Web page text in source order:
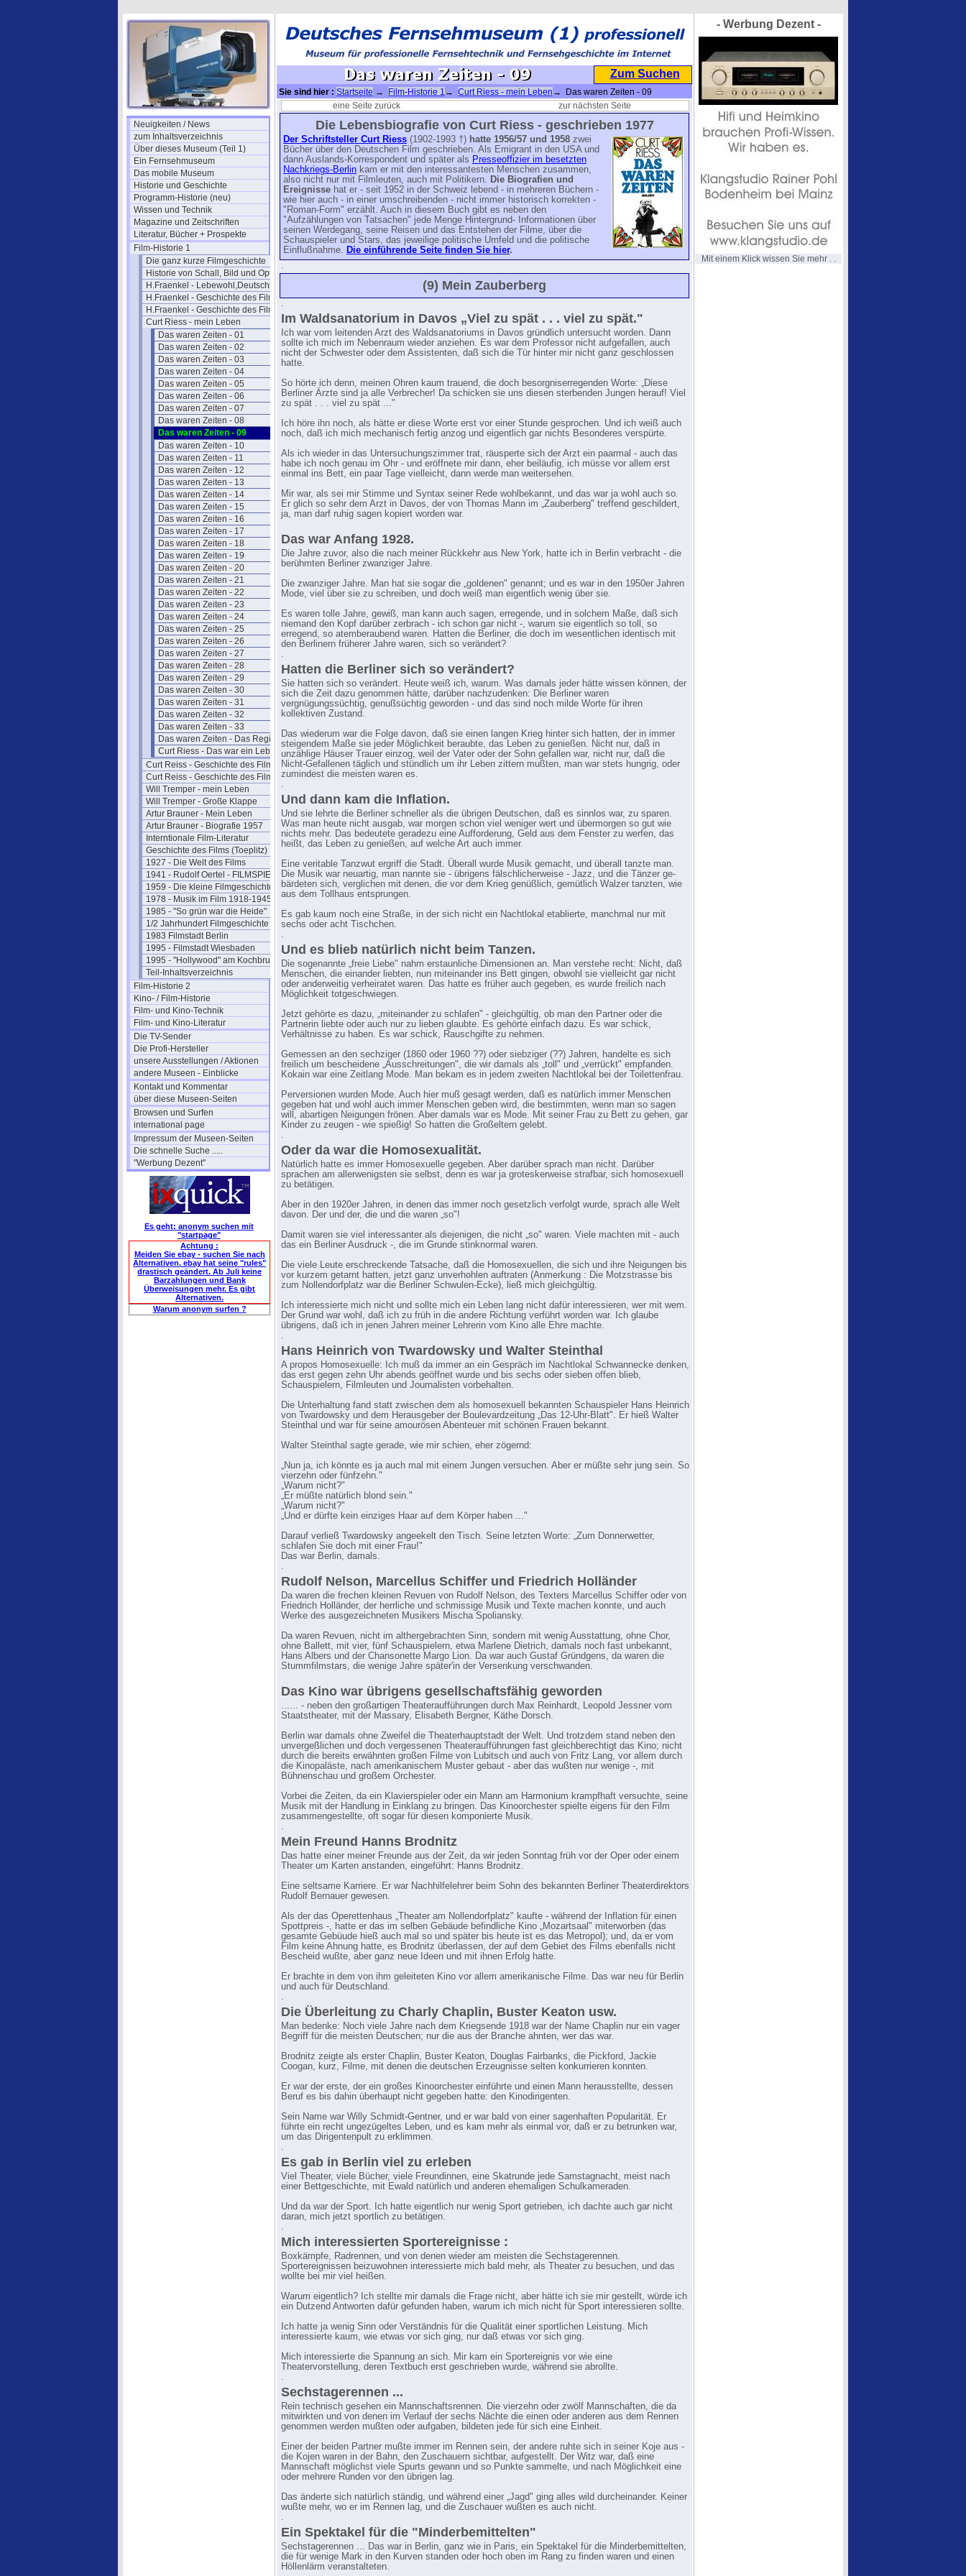
Neuigkeiten / News
zum Inhaltsverzeichnis
Über dieses Museum (Teil 1)
Ein Fernsehmuseum
Das mobile Museum
Historie und Geschichte
Programm-Historie (neu)
Wissen und Technik
Magazine und Zeitschriften
Literatur, Bücher + Prospekte
Film-Historie 1
Die ganz kurze Filmgeschichte
Historie von Schall, Bild und Optik
H.Fraenkel - Lebewohl,Deutschland
H.Fraenkel - Geschichte des Films 1
H.Fraenkel - Geschichte des Films 2
Curt Riess - mein Leben
Das waren Zeiten - 01
Das waren Zeiten - 02
Das waren Zeiten - 03
Das waren Zeiten - 04
Das waren Zeiten - 05
Das waren Zeiten - 06
Das waren Zeiten - 07
Das waren Zeiten - 08
Das waren Zeiten - 09
Das waren Zeiten - 10
Das waren Zeiten - 11
Das waren Zeiten - 12
Das waren Zeiten - 13
Das waren Zeiten - 14
Das waren Zeiten - 15
Das waren Zeiten - 16
Das waren Zeiten - 17
Das waren Zeiten - 18
Das waren Zeiten - 19
Das waren Zeiten - 20
Das waren Zeiten - 21
Das waren Zeiten - 22
Das waren Zeiten - 23
Das waren Zeiten - 24
Das waren Zeiten - 25
Das waren Zeiten - 26
Das waren Zeiten - 27
Das waren Zeiten - 28
Das waren Zeiten - 29
Das waren Zeiten - 30
Das waren Zeiten - 31
Das waren Zeiten - 32
Das waren Zeiten - 33
Das waren Zeiten - Das Register
Curt Riess - Das war ein Leben (1986)
Curt Reiss - Geschichte des Films I
Curt Reiss - Geschichte des Films II
Will Tremper - mein Leben
Will Tremper - Große Klappe
Artur Brauner - Mein Leben
Artur Brauner - Biografie 1957
Interntionale Film-Literatur
Geschichte des Films (Toeplitz)
1927 - Die Welt des Films
1941 - Rudolf Oertel - FILMSPIEGEL
1959 - Die kleine Filmgeschichte
1978 - Musik im Film 1918-1945
1985 - "So grün war die Heide"
1/2 Jahrhundert Filmgeschichte
1983 Filmstadt Berlin
1995 - Filmstadt Wiesbaden
1995 - "Hollywood" am Kochbrunnen
Teil-Inhaltsverzeichnis
Film-Historie 2
Kino- / Film-Historie
Film- und Kino-Technik
Film- und Kino-Literatur
Die TV-Sender
Die Profi-Hersteller
unsere Ausstellungen / Aktionen
andere Museen - Einblicke
Kontakt und Kommentar
über diese Museen-Seiten
Browsen und Surfen
international page
Impressum der Museen-Seiten
Die schnelle Suche .....
"Werbung Dezent"
Es geht: anonym suchen mit
"startpage"
Achtung :
Meiden Sie ebay - suchen Sie nach
Alternativen. ebay hat seine "rules"
drastisch geändert. Ab Juli keine
Barzahlungen und Bank
Überweisungen mehr. Es gibt
Alternativen.
Warum anonym surfen ?
Zum Suchen
Sie sind hier : Startseite → Film-Historie 1 → Curt Riess - mein Leben → Das waren Zeiten - 09
eine Seite zurück
zur nächsten Seite
Die Lebensbiografie von Curt Riess - geschrieben 1977
Der Schriftsteller Curt Riess (1902-1993 †) hatte 1956/57 und 1958 zwei
Bücher über den Deutschen Film geschrieben. Als Emigrant in den USA und
dann Auslands-Korrespondent und später als Presseoffizier im besetzten
Nachkriegs-Berlin kam er mit den interessantesten Menschen zusammen,
also nicht nur mit Filmleuten, auch mit Politikern. Die Biografien und
Ereignisse hat er - seit 1952 in der Schweiz lebend - in mehreren Büchern -
wie hier auch - in einer umschreibenden - nicht immer historisch korrekten -
"Roman-Form" erzählt. Auch in diesem Buch gibt es neben den
"Aufzählungen von Tatsachen" jede Menge Hintergrund- Informationen über
seinen Werdegang, seine Reisen und das Entstehen der Filme, über die
Schauspieler und Stars, das jeweilige politische Umfeld und die politische
Einflußnahme. Die einführende Seite finden Sie hier.
.
(9) Mein Zauberberg
.
Im Waldsanatorium in Davos „Viel zu spät . . . viel zu spät."
Ich war vom leitenden Arzt des Waldsanatoriums in Davos gründlich untersucht worden. Dann
sollte ich mich im Nebenraum wieder anziehen. Es war dem Professor nicht aufgefallen, auch
nicht der Schwester oder dem Assistenten, daß sich die Tür hinter mir nicht ganz geschlossen
hatte.
So hörte ich denn, meinen Ohren kaum trauend, die doch besorgniserregenden Worte: „Diese
Berliner Ärzte sind ja alle Verbrecher! Da schicken sie uns diesen sterbenden Jungen herauf! Viel
zu spät . . . viel zu spät ..."
Ich höre ihn noch, als hätte er diese Worte erst vor einer Stunde gesprochen. Und ich weiß auch
noch, daß ich mich mechanisch fertig anzog und eigentlich gar nichts Besonderes verspürte.
Als ich wieder in das Untersuchungszimmer trat, räusperte sich der Arzt ein paarmal - auch das
habe ich noch genau im Ohr - und eröffnete mir dann, eher beiläufig, ich müsse vor allem erst
einmal ins Bett, ein paar Tage vielleicht, dann werde man weitersehen.
Mir war, als sei mir Stimme und Syntax seiner Rede wohlbekannt, und das war ja wohl auch so.
Er glich so sehr dem Arzt in Davos, der von Thomas Mann im „Zauberberg" treffend geschildert,
ja, man darf ruhig sagen kopiert worden war.
Das war Anfang 1928.
Die Jahre zuvor, also die nach meiner Rückkehr aus New York, hatte ich in Berlin verbracht - die
berühmten Berliner zwanziger Jahre.
Die zwanziger Jahre. Man hat sie sogar die „goldenen" genannt; und es war in den 1950er Jahren
Mode, viel über sie zu schreiben, und doch weiß man eigentlich wenig über sie.
Es waren tolle Jahre, gewiß, man kann auch sagen, erregende, und in solchem Maße, daß sich
niemand den Kopf darüber zerbrach - ich schon gar nicht -, warum sie eigentlich so toll, so
erregend, so atemberaubend waren. Hatten die Berliner, die doch im wesentlichen identisch mit
den Berlinern früherer Jahre waren, sich so verändert?
.
Hatten die Berliner sich so verändert?
Sie hatten sich so verändert. Heute weiß ich, warum. Was damals jeder hätte wissen können, der
sich die Zeit dazu genommen hätte, darüber nachzudenken: Die Berliner waren
vergnügungssüchtig, genußsüchtig geworden - und das sind noch milde Worte für ihren
kollektiven Zustand.
Das wiederum war die Folge davon, daß sie einen langen Krieg hinter sich hatten, der in immer
steigendem Maße sie jeder Möglichkeit beraubte, das Leben zu genießen. Nicht nur, daß in
unzählige Häuser Trauer einzog, weil der Vater oder der Sohn gefallen war, nicht nur, daß die
Nicht-Gefallenen täglich und stündlich um ihr Leben zittern mußten, man war stets hungrig, oder
zumindest die meisten waren es.
.
Und dann kam die Inflation.
Und sie lehrte die Berliner schneller als die übrigen Deutschen, daß es sinnlos war, zu sparen.
Was man heute nicht ausgab, war morgen schon viel weniger wert und übermorgen so gut wie
nichts mehr. Das bedeutete geradezu eine Aufforderung, Geld aus dem Fenster zu werfen, das
heißt, das Leben zu genießen, auf welche Art auch immer.
Eine veritable Tanzwut ergriff die Stadt. Überall wurde Musik gemacht, und überall tanzte man.
Die Musik war neuartig, man nannte sie - übrigens fälschlicherweise - Jazz, und die Tänzer ge-
bärdeten sich, verglichen mit denen, die vor dem Krieg genüßlich, gemütlich Walzer tanzten, wie
aus dem Tollhaus entsprungen.
Es gab kaum noch eine Straße, in der sich nicht ein Nachtlokal etablierte, manchmal nur mit
sechs oder acht Tischchen.
.
Und es blieb natürlich nicht beim Tanzen.
Die sogenannte „freie Liebe" nahm erstaunliche Dimensionen an. Man verstehe recht: Nicht, daß
Menschen, die einander liebten, nun miteinander ins Bett gingen, obwohl sie vielleicht gar nicht
oder anderweitig verheiratet waren. Das hatte es früher auch gegeben, es wurde freilich nach
Möglichkeit totgeschwiegen.
Jetzt gehörte es dazu, „miteinander zu schlafen" - gleichgültig, ob man den Partner oder die
Partnerin liebte oder auch nur zu lieben glaubte. Es gehörte einfach dazu. Es war schick,
Verhältnisse zu haben. Es war schick, Rauschgifte zu nehmen.
Gemessen an den sechziger (1860 oder 1960 ??) oder siebziger (??) Jahren, handelte es sich
freilich um bescheidene „Ausschreitungen", die wir damals als „toll" und „verrückt" empfanden.
Kokain war eine Zeitlang Mode. Man bekam es in jedem zweiten Nachtlokal bei der Toilettenfrau.
Perversionen wurden Mode. Auch hier muß gesagt werden, daß es natürlich immer Menschen
gegeben hat und wohl auch immer Menschen geben wird, die bestimmten, wenn man so sagen
will, abartigen Neigungen frönen. Aber damals war es Mode. Mit seiner Frau zu Bett zu gehen, gar
Kinder zu zeugen - wie spießig! So hatten die Großeltern gelebt.
.
Oder da war die Homosexualität.
Natürlich hatte es immer Homosexuelle gegeben. Aber darüber sprach man nicht. Darüber
sprachen am allerwenigsten sie selbst, denn es war ja groteskerweise strafbar, sich homosexuell
zu betätigen.
Aber in den 1920er Jahren, in denen das immer noch gesetzlich verfolgt wurde, sprach alle Welt
davon. Der und der, die und die waren „so"!
Damit waren sie viel interessanter als diejenigen, die nicht „so" waren. Viele machten mit - auch
das ein Berliner Ausdruck -, die im Grunde stinknormal waren.
Die viele Leute erschreckende Tatsache, daß die Homosexuellen, die sich und ihre Neigungen bis
vor kurzem getarnt hatten, jetzt ganz unverhohlen auftraten (Anmerkung : Die Motzstrasse bis
zum Nollendorfplatz war die Berliner Schwulen-Ecke), ließ mich gleichgültig.
Ich interessierte mich nicht und sollte mich ein Leben lang nicht dafür interessieren, wer mit wem.
Der Grund war wohl, daß ich zu früh in die andere Richtung verführt worden war. Ich glaube
übrigens, daß ich in jenen Jahren meiner Lehrerin vom Kino alle Ehre machte.
.
Hans Heinrich von Twardowsky und Walter Steinthal
A propos Homosexuelle: Ich muß da immer an ein Gespräch im Nachtlokal Schwannecke denken,
das erst gegen zehn Uhr abends geöffnet wurde und bis sechs oder sieben offen blieb,
Schauspielern, Filmleuten und Journalisten vorbehalten.
Die Unterhaltung fand statt zwischen dem als homosexuell bekannten Schauspieler Hans Heinrich
von Twardowsky und dem Herausgeber der Boulevardzeitung „Das 12-Uhr-Blatt". Er hieß Walter
Steinthal und war für seine amourösen Abenteuer mit schönen Frauen bekannt.
Walter Steinthal sagte gerade, wie mir schien, eher zögernd:
„Nun ja, ich könnte es ja auch mal mit einem Jungen versuchen. Aber er müßte sehr jung sein. So
vierzehn oder fünfzehn."
„Warum nicht?"
„Er müßte natürlich blond sein."
„Warum nicht?"
„Und er dürfte kein einziges Haar auf dem Körper haben ..."
Darauf verließ Twardowsky angeekelt den Tisch. Seine letzten Worte: „Zum Donnerwetter,
schlafen Sie doch mit einer Frau!"
Das war Berlin, damals.
.
Rudolf Nelson, Marcellus Schiffer und Friedrich Holländer
Da waren die frechen kleinen Revuen von Rudolf Nelson, des Texters Marcellus Schiffer oder von
Friedrich Holländer, der herrliche und schmissige Musik und Texte machen konnte, und auch
Werke des ausgezeichneten Musikers Mischa Spoliansky.
Da waren Revuen, nicht im althergebrachten Sinn, sondern mit wenig Ausstattung, ohne Chor,
ohne Ballett, mit vier, fünf Schauspielern, etwa Marlene Dietrich, damals noch fast unbekannt,
Hans Albers und der Chansonette Margo Lion. Da war auch Gustaf Gründgens, da waren die
Stummfilmstars, die wenige Jahre später'in der Versenkung verschwanden.
Das Kino war übrigens gesellschaftsfähig geworden
...... - neben den großartigen Theateraufführungen durch Max Reinhardt, Leopold Jessner vom
Staatstheater, mit der Massary, Elisabeth Bergner, Käthe Dorsch.
Berlin war damals ohne Zweifel die Theaterhauptstadt der Welt. Und trotzdem stand neben den
unvergeßlichen und doch vergessenen Theateraufführungen fast gleichberechtigt das Kino; nicht
durch die bereits erwähnten großen Filme von Lubitsch und auch von Fritz Lang, vor allem durch
die Kinopaläste, nach amerikanischem Muster gebaut - aber das wußten nur wenige -, mit
Bühnenschau und großem Orchester.
Vorbei die Zeiten, da ein Klavierspieler oder ein Mann am Harmonium krampfhaft versuchte, seine
Musik mit der Handlung in Einklang zu bringen. Das Kinoorchester spielte eigens für den Film
zusammengestellte, oft sogar für diesen komponierte Musik.
.
Mein Freund Hanns Brodnitz
Das hatte einer meiner Freunde aus der Zeit, da wir jeden Sonntag früh vor der Oper oder einem
Theater um Karten anstanden, eingeführt: Hanns Brodnitz.
Eine seltsame Karriere. Er war Nachhilfelehrer beim Sohn des bekannten Berliner Theaterdirektors
Rudolf Bernauer gewesen.
Als der das Operettenhaus „Theater am Nollendorfplatz" kaufte - während der Inflation für einen
Spottpreis -, hatte er das im selben Gebäude befindliche Kino „Mozartsaal" miterworben (das
gesamte Gebüude hieß auch mal so und später bis heute ist es das Metropol); und, da er vom
Film keine Ahnung hatte, es Brodnitz überlassen, der auf dem Gebiet des Films ebenfalls nicht
Bescheid wußte, aber ganz neue Ideen und mit ihnen Erfolg hatte.
Er brachte in dem von ihm geleiteten Kino vor allem amerikanische Filme. Das war neu für Berlin
und auch für Deutschland.
.
Die Überleitung zu Charly Chaplin, Buster Keaton usw.
Man bedenke: Noch viele Jahre nach dem Kriegsende 1918 war der Name Chaplin nur ein vager
Begriff für die meisten Deutschen; nur die aus der Branche ahnten, wer das war.
Brodnitz zeigte als erster Chaplin, Buster Keaton, Douglas Fairbanks, die Pickford, Jackie
Coogan, kurz, Filme, mit denen die deutschen Erzeugnisse selten konkurrieren konnten.
Er war der erste, der ein großes Kinoorchester einführte und einen Mann herausstellte, dessen
Beruf es bis dahin überhaupt nicht gegeben hatte: den Kinodirigenten.
Sein Name war Willy Schmidt-Gentner, und er war bald von einer sagenhaften Popularität. Er
führte ein recht ungezügeltes Leben, und es kam mehr als einmal vor, daß er zu betrunken war,
um das Dirigentenpult zu erklimmen.
.
Es gab in Berlin viel zu erleben
Viel Theater, viele Bücher, viele Freundinnen, eine Skatrunde jede Samstagnacht, meist nach
einer Bettgeschichte, mit Ewald natürlich und anderen ehemaligen Schulkameraden.
Und da war der Sport. Ich hatte eigentlich nur wenig Sport getrieben, ich dachte auch gar nicht
daran, mich jetzt sportlich zu betätigen.
.
Mich interessierten Sportereignisse :
Boxkämpfe, Radrennen, und von denen wieder am meisten die Sechstagerennen.
Sportereignissen beizuwohnen interessierte mich bald mehr, als Theater zu besuchen, und das
wollte bei mir viel heißen.
Warum eigentlich? Ich stellte mir damals die Frage nicht, aber hätte ich sie mir gestellt, würde ich
ein Dutzend Antworten dafür gefunden haben, warum ich mich nicht für Sport interessieren sollte.
Ich hatte ja wenig Sinn oder Verständnis für die Qualität einer sportlichen Leistung. Mich
interessierte kaum, wie etwas vor sich ging, nur daß etwas vor sich ging.
Mich interessierte die Spannung an sich. Mir kam ein Sportereignis vor wie eine
Theatervorstellung, deren Textbuch erst geschrieben wurde, während sie abrollte.
.
Sechstagerennen ...
Rein technisch gesehen ein Mannschaftsrennen. Die vierzehn oder zwölf Mannschaften, die da
mitwirkten und von denen im Verlauf der sechs Nächte die einen oder anderen aus dem Rennen
genommen werden mußten oder aufgaben, bildeten jede für sich eine Einheit.
Einer der beiden Partner mußte immer im Rennen sein, der andere ruhte sich in seiner Koje aus -
die Kojen waren in der Bahn, den Zuschauern sichtbar, aufgestellt. Der Witz war, daß eine
Mannschaft möglichst viele Spurts gewann und so Punkte sammelte, und nach Möglichkeit eine
oder mehrere Runden vor den übrigen lag.
Das änderte sich natürlich ständig, und während einer „Jagd" ging alles wild durcheinander. Keiner
wußte mehr, wo er im Rennen lag, und die Zuschauer wußten es auch nicht.
.
Ein Spektakel für die "Minderbemittelten"
Sechstagerennen ... Das war in Berlin, ganz wie in Paris, ein Spektakel für die Minderbemittelten,
die für wenige Mark in den Kurven standen oder hoch oben im Rang zu finden waren und einen
Höllenlärm veranstalteten.
- Werbung Dezent -
Mit einem Klick wissen Sie mehr . .